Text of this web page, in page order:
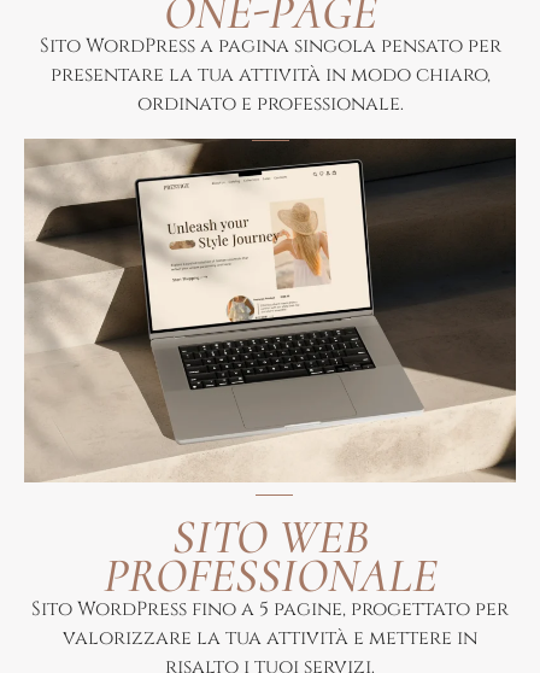
ONE-PAGE
Sito WordPress a pagina singola pensato per
presentare la tua attività in modo chiaro,
ordinato e professionale.
SITO WEB
PROFESSIONALE
Sito WordPress fino a 5 pagine, progettato per
valorizzare la tua attività e mettere in
risalto i tuoi servizi.